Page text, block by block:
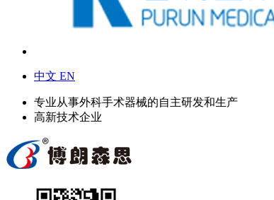
中文 EN
专业从事外科手术器械的自主研发和生产
高新技术企业